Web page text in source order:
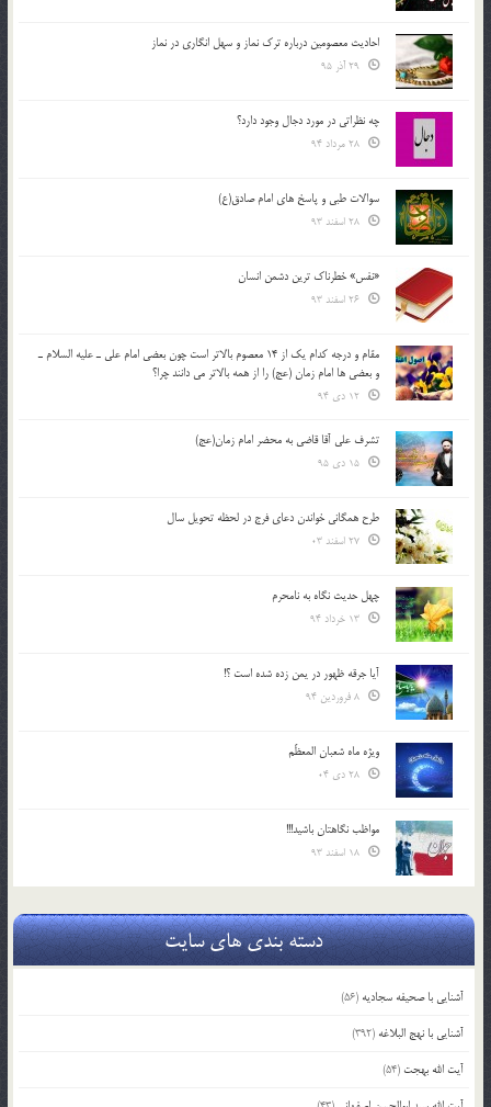
احادیث معصومین درباره ترک نماز و سهل انگاری در نماز
چه نظراتی در مورد دجال وجود دارد؟
سوالات طبی و پاسخ های امام صادق(ع)
«نفس» خطرناک ترین دشمن انسان
مقام و درجه كدام يك از 14 معصوم بالاتر است چون بعضي امام علي ـ عليه السلام ـ
و بعضي ها امام زمان (عج) را از همه بالاتر مي دانند چرا؟
تشرف علي آقا قاضي به محضر امام زمان(عج)
طرح همگانی خواندن دعای فرج در لحظه تحویل سال
چهل حدیث نگاه به نامحرم
آیا جرقه ظهور در یمن زده شده است ؟!
ویژه ماه شعبان المعظّم
مواظب نگاهتان باشید!!!
دسته بندی های سایت
آشنایی با صحیفه سجادیه (56)
آشنایی با نهج البلاغه (392)
آیت الله بهجت (54)